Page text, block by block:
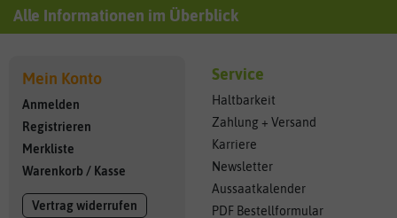
Alle Informationen im Überblick
Mein Konto
Anmelden
Registrieren
Merkliste
Warenkorb / Kasse
Vertrag widerrufen
Service
Haltbarkeit
Zahlung + Versand
Karriere
Newsletter
Aussaatkalender
PDF Bestellformular